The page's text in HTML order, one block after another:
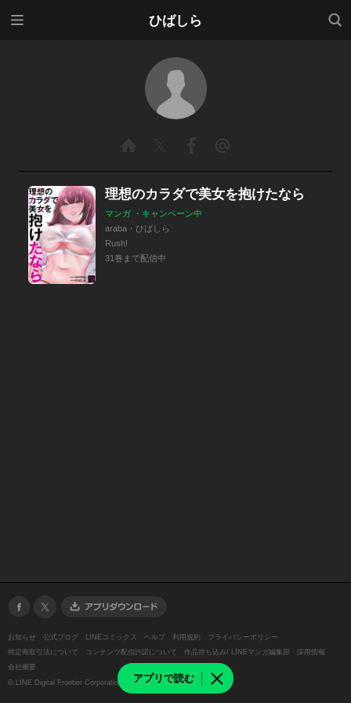
ひばしら
検索
アプリで読む
理想のカラダで美女を抱けたなら
マンガ ・キャンペーン中
araba・ひばしら
Rush!
31巻まで配信中
お知らせ 公式ブログ LINEコミックス ヘルプ 利用規約
プライバシーポリシー
特定商取引法について
コンテンツ配信許諾について 作品持ち込み/ LINEマンガ編集部
採用情報
会社概要
© LINE Digital Frontier Corporation